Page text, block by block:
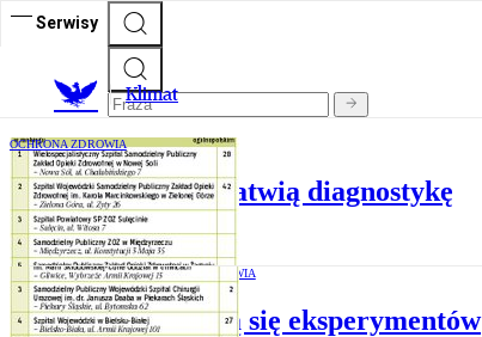
Serwisy
Klimat
OCHRONA ZDROWIA
Zakupy sprzętu ułatwią diagnostykę
OCHRONA ZDROWIA
Nie boją się eksperymentów